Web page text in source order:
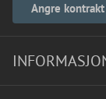
Angre kontrakt